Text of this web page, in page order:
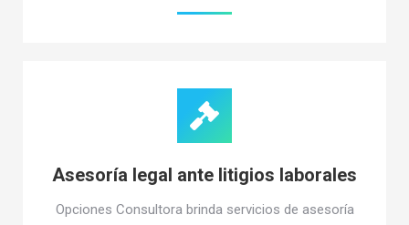
Asesoría legal ante litigios laborales
Opciones Consultora brinda servicios de asesoría